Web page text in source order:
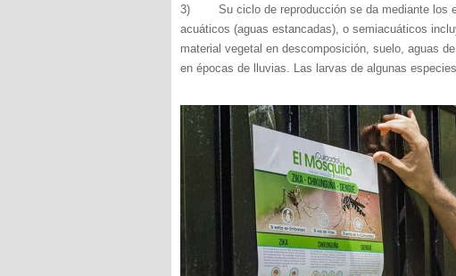
3) Su ciclo de reproducción se da mediante los
acuáticos (aguas estancadas), o semiacuáticos
material vegetal en descomposición, suelo, aguas
en épocas de lluvias. Las larvas de algunas